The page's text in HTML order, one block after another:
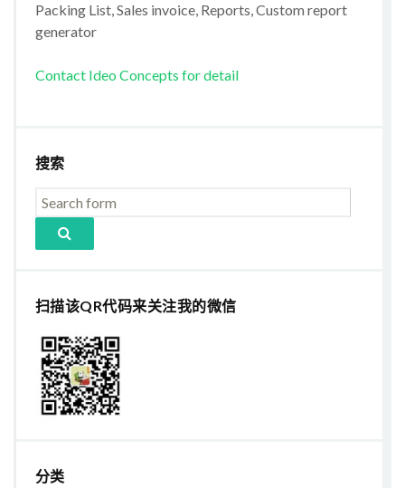
Packing List, Sales invoice, Reports, Custom report
generator
Contact Ideo Concepts for detail
搜索
扫描该QR代码来关注我的微信
分类